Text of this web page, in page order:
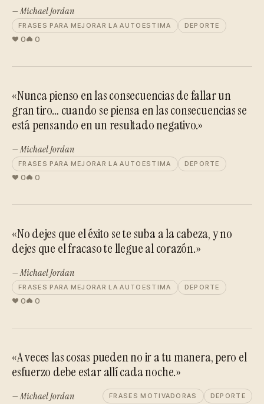
— Michael Jordan
FRASES PARA MEJORAR LA AUTOESTIMA DEPORTE
0 0
«Nunca pienso en las consecuencias de fallar un
gran tiro… cuando se piensa en las consecuencias se
está pensando en un resultado negativo.»
— Michael Jordan
FRASES PARA MEJORAR LA AUTOESTIMA DEPORTE
0 0
«No dejes que el éxito se te suba a la cabeza, y no
dejes que el fracaso te llegue al corazón.»
— Michael Jordan
FRASES PARA MEJORAR LA AUTOESTIMA DEPORTE
0 0
«A veces las cosas pueden no ir a tu manera, pero el
esfuerzo debe estar allí cada noche.»
— Michael Jordan FRASES MOTIVADORAS DEPORTE